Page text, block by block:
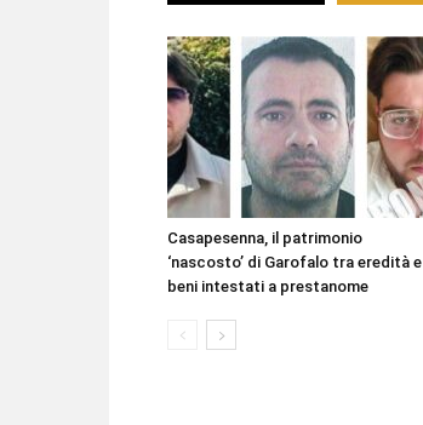
Casapesenna, il patrimonio
‘nascosto’ di Garofalo tra eredità e
beni intestati a prestanome